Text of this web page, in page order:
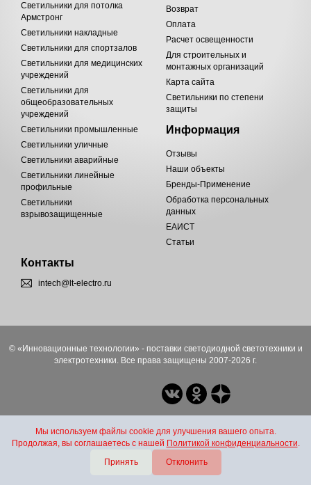
Светильники для потолка
Армстронг
Светильники накладные
Светильники для спортзалов
Светильники для медицинских
учреждений
Светильники для
общеобразовательных
учреждений
Светильники промышленные
Светильники уличные
Светильники аварийные
Светильники линейные
профильные
Светильники
взрывозащищенные
Возврат
Оплата
Расчет освещенности
Для строительных и
монтажных организаций
Карта сайта
Светильники по степени
защиты
Информация
Отзывы
Наши объекты
Бренды-Применение
Обработка персональных
данных
ЕАИСТ
Статьи
Контакты
intech@lt-electro.ru
© «Инновационные технологии» - поставки светодиодной светотехники и
электротехники. Все права защищены 2007-2026 г.
Мы используем файлы cookie для улучшения вашего опыта.
Продолжая, вы соглашаетесь с нашей Политикой конфиденциальности.
Принять
Отклонить